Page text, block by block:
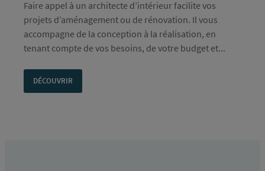
Faire appel à un architecte d’intérieur facilite vos
projets d’aménagement ou de rénovation. Il vous
accompagne de la conception à la réalisation, en
tenant compte de vos besoins, de votre budget et...
DÉCOUVRIR